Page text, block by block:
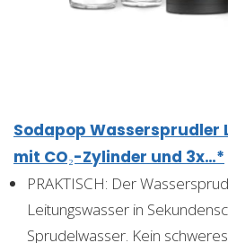
Sodapop Wassersprudler
mit CO₂-Zylinder und 3x…*
PRAKTISCH: Der
Leitungswasser in
Sprudelwasser. Kein